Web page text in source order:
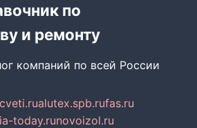
по
и ремонту
компаний по всей России
alutex.spb.rufas.ru
today.runovoizol.ru